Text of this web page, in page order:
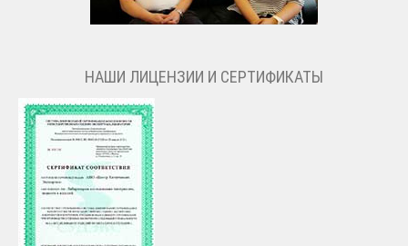
НАШИ ЛИЦЕНЗИИ И СЕРТИФИКАТЫ